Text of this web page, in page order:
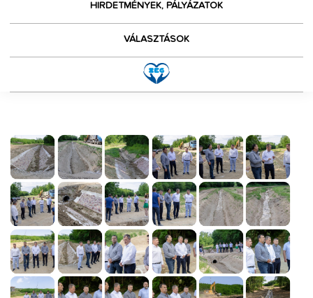
HIRDETMÉNYEK, PÁLYÁZATOK
VÁLASZTÁSOK